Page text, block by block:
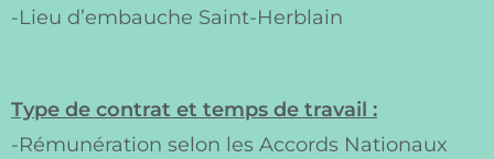
-Lieu d’embauche Saint-Herblain
Type de contrat et temps de travail :
-Rémunération selon les Accords Nationaux